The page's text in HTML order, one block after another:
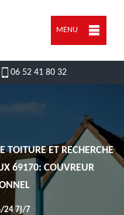
MENU
06 52 41 80 32
TOITURE ET RECHERCHE
69170: COUVREUR
24 7j/7